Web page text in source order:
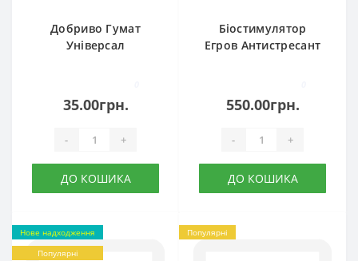
Добриво Гумат
Універсал
35.00грн.
- +
ДО КОШИКА
Біостимулятор
Егров Антистресант
550.00грн.
- +
ДО КОШИКА
Нове надходження
Популярні
Популярні